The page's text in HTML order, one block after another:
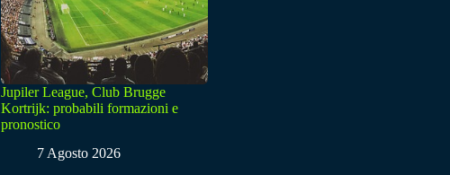
Jupiler League, Club Brugge
Kortrijk: probabili formazioni e
pronostico
7 Agosto 2026